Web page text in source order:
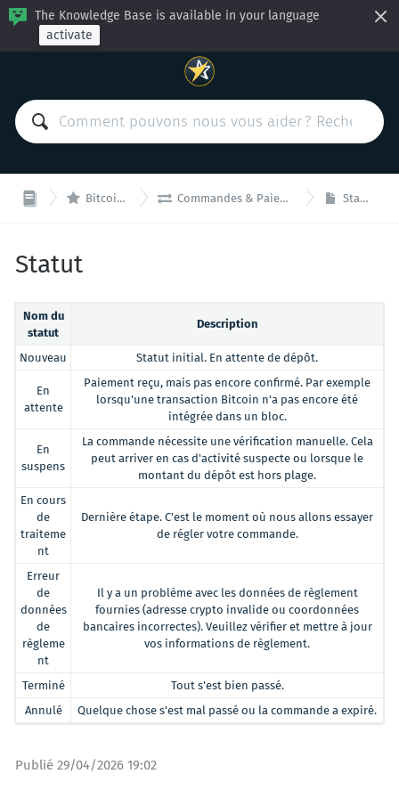
The Knowledge Base is available in your language
activate
 BitcoinVN  Commandes & Paiements Statut
Statut
Nom du
statut
Description
Nouveau Statut initial. En attente de dépôt.
En
attente
Paiement reçu, mais pas encore confirmé. Par exemple
lorsqu'une transaction Bitcoin n'a pas encore été
intégrée dans un bloc.
En
suspens
La commande nécessite une vérification manuelle. Cela
peut arriver en cas d'activité suspecte ou lorsque le
montant du dépôt est hors plage.
En cours
de
traiteme
nt
Dernière étape. C'est le moment où nous allons essayer
de régler votre commande.
Erreur
de
données
de
règleme
nt
Il y a un problème avec les données de règlement
fournies (adresse crypto invalide ou coordonnées
bancaires incorrectes). Veuillez vérifier et mettre à jour
vos informations de règlement.
Terminé
Tout s'est bien passé.
Annulé
Quelque chose s'est mal passé ou la commande a expiré.
Publié 29/04/2026 19:02